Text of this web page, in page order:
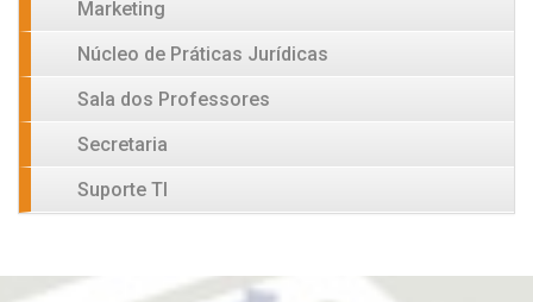
Marketing
Núcleo de Práticas Jurídicas
Sala dos Professores
Secretaria
Suporte TI